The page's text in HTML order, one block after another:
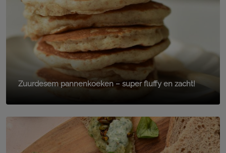
Zuurdesem pannenkoeken – super fluffy en zacht!